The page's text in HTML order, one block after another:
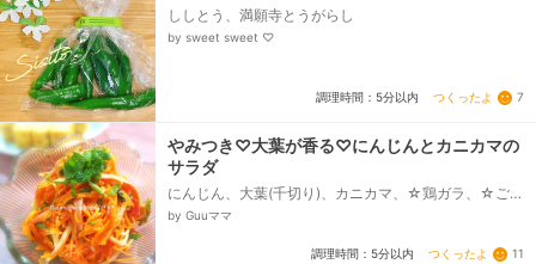
ししとう、満願寺とうがらし
by sweet sweet ♡
調理時間：5分以内 つくったよ 7
やみつき♡大葉が香る♡にんじんとカニカマの
サラダ
にんじん、大葉(千切り)、カニカマ、☆鶏ガラ、☆ごま
油、⚫マヨネーズ、⚫塩
by Guuママ
調理時間：5分以内 つくったよ 11